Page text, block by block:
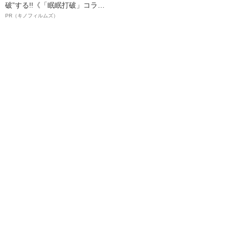
破”する!!《「眠眠打破」コラ
ボ》
PR（キノフィルムズ）